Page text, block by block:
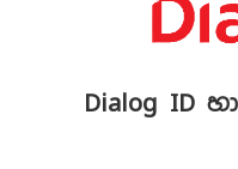
Dialog ID